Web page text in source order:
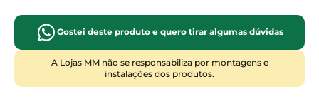
revestimento impermeável
, é um elemento
essencial na
protegendo contra líquidos e facilitando a
limpeza. Além de serhipoalergênico
Uso Indicado
Estrutura: Espuma De Alta Qualidade
Gostei deste produto e quero tirar algumas dúvidas
A Lojas MM não se responsabiliza por montagens e
instalações dos produtos.